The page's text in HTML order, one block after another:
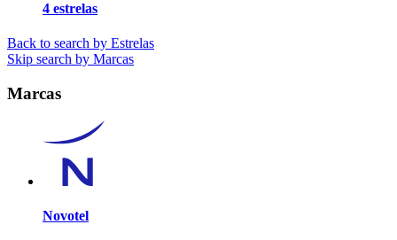
4 estrelas
Back to search by Estrelas
Skip search by Marcas
Marcas
Novotel